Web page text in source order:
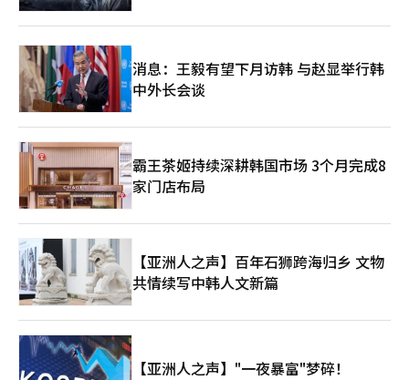
消息：王毅有望下月访韩 与赵显举行韩
中外长会谈
霸王茶姬持续深耕韩国市场 3个月完成8
家门店布局
【亚洲人之声】百年石狮跨海归乡 文物
共情续写中韩人文新篇
【亚洲人之声】"一夜暴富"梦碎！